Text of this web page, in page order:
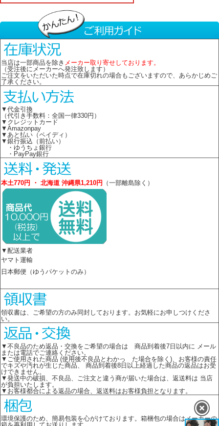
当店は一部商品を除き メーカー取り寄せしております。
（受注後にメーカーへ発注致します）
ご注文をいただいた時点で在庫切れの場合もございますので、あらかじめご
了承ください。
▼代金引換
（代引き手数料：全国一律330円）
▼クレジットカード
▼Amazonpay
▼あと払い（ペイディ）
▼銀行振込（前払い）
・ゆうちょ銀行
・PayPay銀行
本土770円 ・ 北海道 沖縄県1,210円 （一部離島除く）
▼配送業者
ヤマト運輸
日本郵便（ゆうパケットのみ）
領収書は、ご希望の方のみ同封しております。お気軽にお申しつけくださ
い。
▼不良品のため返品・交換をご希望の場合は 商品到着後7日以内に メール
または電話でご連絡ください。
▼ご使用された商品 (使用後不良品とわかっ た場合を除く)、お客様の責任
でキズや汚れが生じた商品、 商品到着後8日以上経過した商品の返品はお受
けできません。
▼発送中の破損、不良品、ご注文と違う商が届いた場合は、返送料は 当店
が負担いたします。
▼お客様都合による返品の場合、返送料はお客様負担となります。
環境保護のため、簡易包装を心がけております。箱梱包の場合はメーカーの